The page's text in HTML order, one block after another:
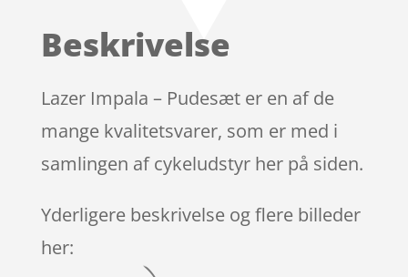
på
mmelser
Beskrivelse
Lazer Impala – Pudesæt er en af de
mange kvalitetsvarer, som er med i
samlingen af cykeludstyr her på siden.
Yderligere beskrivelse og flere billeder
her: